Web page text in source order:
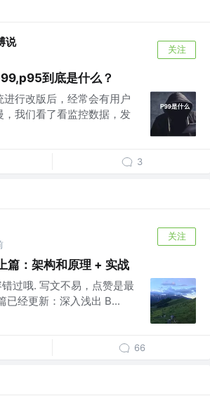
说
关注
到底是什么？
行改版后，经常会有用户
我们看了看监控数据，发
3
关注
篇：架构和原理 + 实战
过哦. 写文不易，点赞是最
已经更新：深入浅出 B...
66